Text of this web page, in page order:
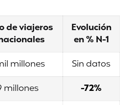
de viajeros
Evolución
en % N-1
millones
Sin datos
millones
-72%